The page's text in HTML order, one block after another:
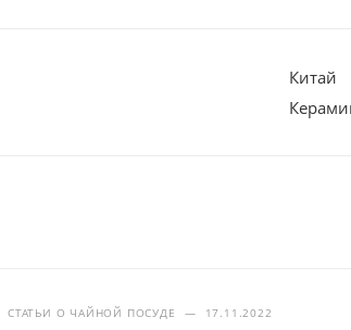
Китай
СТАТЬИ О ЧАЙНОЙ ПОСУДЕ — 17.11.2022